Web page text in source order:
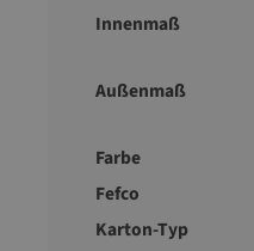
Innenmaß
Außenmaß
Farbe
Fefco
Karton-Typ